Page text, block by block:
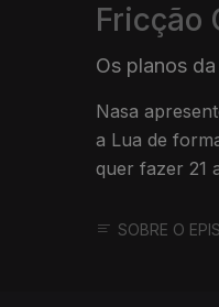
Fricção
Os planos
Nasa
a Lua de
quer fazer 21
SOBRE O